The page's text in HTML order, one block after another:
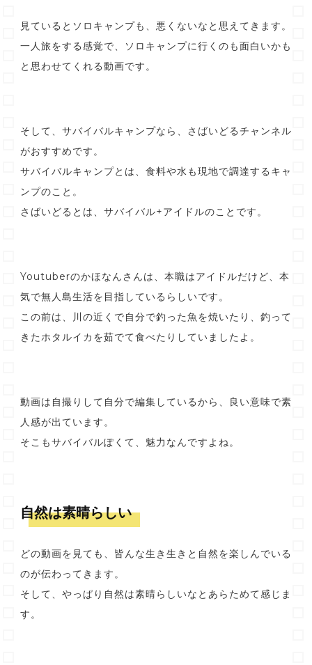
見ているとソロキャンプも、悪くないなと思えてきます。
一人旅をする感覚で、ソロキャンプに行くのも面白いかも
と思わせてくれる動画です。
そして、サバイバルキャンプなら、さばいどるチャンネル
がおすすめです。
サバイバルキャンプとは、食料や水も現地で調達するキャ
ンプのこと。
さばいどるとは、サバイバル+アイドルのことです。
Youtuberのかほなんさんは、本職はアイドルだけど、本
気で無人島生活を目指しているらしいです。
この前は、川の近くで自分で釣った魚を焼いたり、釣って
きたホタルイカを茹でて食べたりしていましたよ。
動画は自撮りして自分で編集しているから、良い意味で素
人感が出ています。
そこもサバイバルぽくて、魅力なんですよね。
自然は素晴らしい
どの動画を見ても、皆んな生き生きと自然を楽しんでいる
のが伝わってきます。
そして、やっぱり自然は素晴らしいなとあらためて感じま
す。